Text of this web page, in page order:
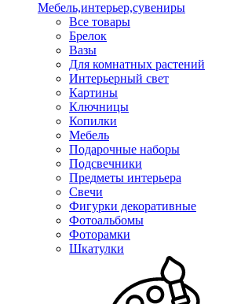
Мебель,интерьер,сувениры
Все товары
Брелок
Вазы
Для комнатных растений
Интерьерный свет
Картины
Ключницы
Копилки
Мебель
Подарочные наборы
Подсвечники
Предметы интерьера
Свечи
Фигурки декоративные
Фотоальбомы
Фоторамки
Шкатулки